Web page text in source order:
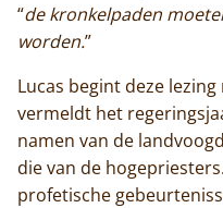
“de kronkelpaden
worden.”
Lucas begint deze
vermeldt het
namen van de
die van de
profetische